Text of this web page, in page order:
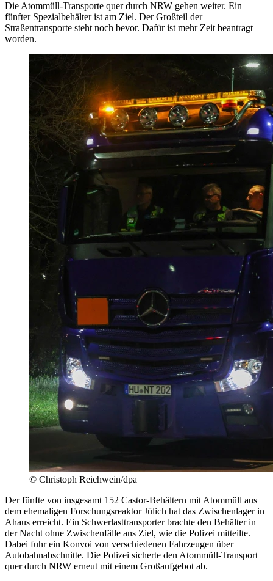
Die Atommüll-Transporte quer durch NRW gehen weiter. Ein
fünfter Spezialbehälter ist am Ziel. Der Großteil der
Straßentransporte steht noch bevor. Dafür ist mehr Zeit beantragt
worden.
© Christoph Reichwein/dpa
Der fünfte von insgesamt 152 Castor-Behältern mit Atommüll aus
dem ehemaligen Forschungsreaktor Jülich hat das Zwischenlager in
Ahaus erreicht. Ein Schwerlasttransporter brachte den Behälter in
der Nacht ohne Zwischenfälle ans Ziel, wie die Polizei mitteilte.
Dabei fuhr ein Konvoi von verschiedenen Fahrzeugen über
Autobahnabschnitte. Die Polizei sicherte den Atommüll-Transport
quer durch NRW erneut mit einem Großaufgebot ab.